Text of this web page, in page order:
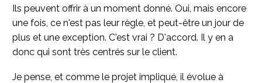
Ils peuvent offrir à un moment donné. Oui, mais encore
une fois, ce n'est pas leur règle, et peut-être un jour de
plus et une exception. C'est vrai ? D'accord. Il y en a
donc qui sont très centrés sur le client.
Je pense, et comme le projet impliqué, il évolue à